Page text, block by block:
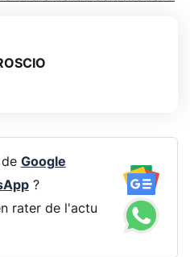
Google
?
rater de l'actu